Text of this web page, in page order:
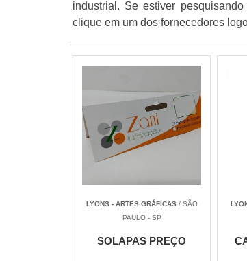
industrial. Se estiver
clique em um dos fornecedores
LYONS - ARTES GRÁFICAS/ SÃO
PAULO - SP
SOLAPAS PREÇO